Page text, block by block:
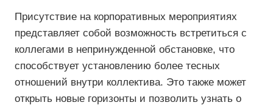
Присутствие на корпоративных мероприятиях
представляет собой возможность встретиться с
коллегами в непринужденной обстановке, что
способствует установлению более тесных
отношений внутри коллектива. Это также может
открыть новые горизонты и позволить узнать о